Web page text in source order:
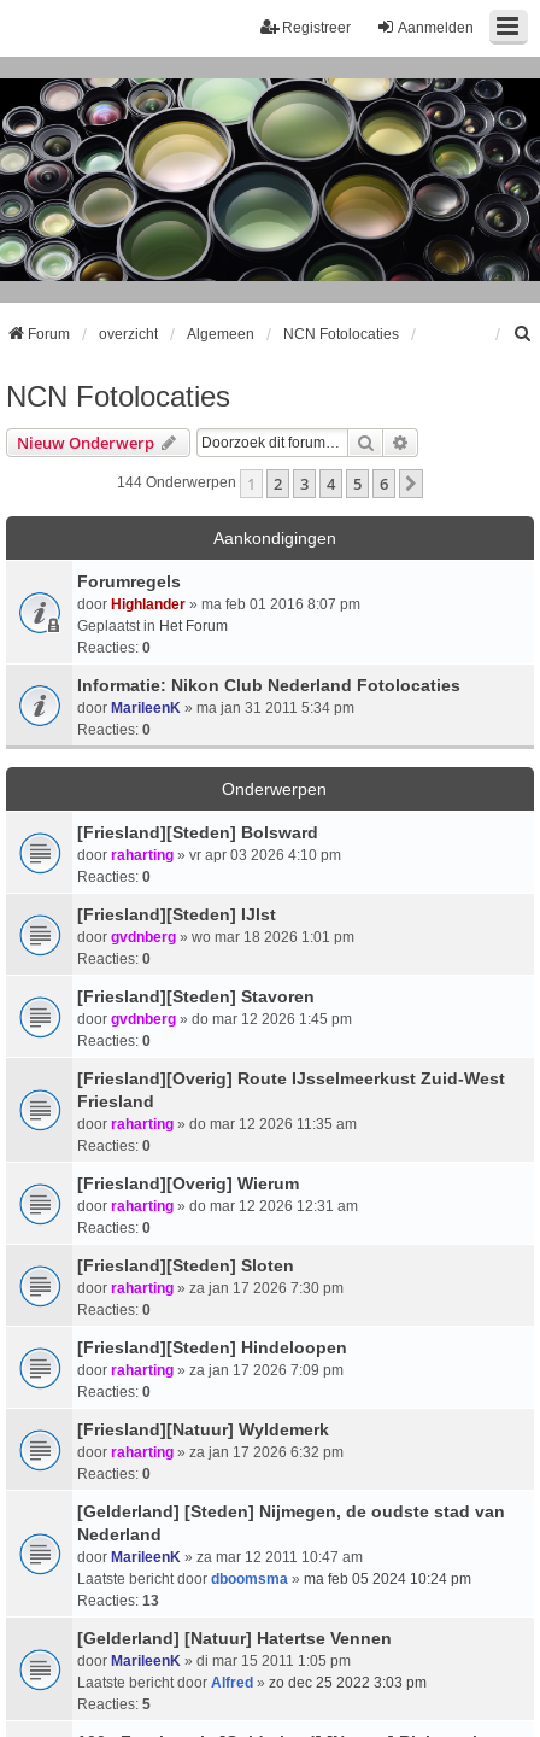
Aanmelden
Registreer
Forum overzicht Algemeen NCN Fotolocaties
NCN Fotolocaties
Nieuw Onderwerp Zoek
144 Onderwerpen 1 2 3 4 5 6
Aankondigingen
Forumregels
door Highlander » ma feb 01 2016 8:07 pm
Geplaatst in Het Forum
Reacties: 0
Informatie: Nikon Club Nederland Fotolocaties
door MarileenK » ma jan 31 2011 5:34 pm
Reacties: 0
Onderwerpen
[Friesland][Steden] Bolsward
door raharting » vr apr 03 2026 4:10 pm
Reacties: 0
[Friesland][Steden] IJlst
door gvdnberg » wo mar 18 2026 1:01 pm
Reacties: 0
[Friesland][Steden] Stavoren
door gvdnberg » do mar 12 2026 1:45 pm
Reacties: 0
[Friesland][Overig] Route IJsselmeerkust Zuid-West
Friesland
door raharting » do mar 12 2026 11:35 am
Reacties: 0
[Friesland][Overig] Wierum
door raharting » do mar 12 2026 12:31 am
Reacties: 0
[Friesland][Steden] Sloten
door raharting » za jan 17 2026 7:30 pm
Reacties: 0
[Friesland][Steden] Hindeloopen
door raharting » za jan 17 2026 7:09 pm
Reacties: 0
[Friesland][Natuur] Wyldemerk
door raharting » za jan 17 2026 6:32 pm
Reacties: 0
[Gelderland] [Steden] Nijmegen, de oudste stad van
Nederland
door MarileenK » za mar 12 2011 10:47 am
Laatste bericht door dboomsma » ma feb 05 2024 10:24 pm
Reacties: 13
[Gelderland] [Natuur] Hatertse Vennen
door MarileenK » di mar 15 2011 1:05 pm
Laatste bericht door Alfred » zo dec 25 2022 3:03 pm
Reacties: 5